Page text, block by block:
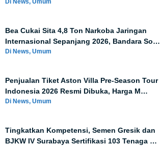
Di News, Umum
Bea Cukai Sita 4,8 Ton Narkoba Jaringan
Internasional Sepanjang 2026, Bandara So…
Di News, Umum
Penjualan Tiket Aston Villa Pre-Season Tour
Indonesia 2026 Resmi Dibuka, Harga M…
Di News, Umum
Tingkatkan Kompetensi, Semen Gresik dan
BJKW IV Surabaya Sertifikasi 103 Tenaga …